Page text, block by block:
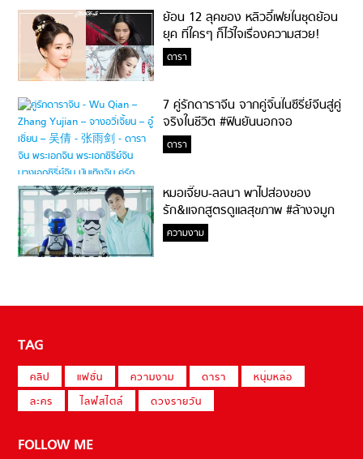
ย้อน 12 ลุคของ หลิวอี้เฟยในชุดย้อน
ยุค ที่ใครๆ ก็ไว้ใจเรื่องความสวย!
ดารา
7 คู่รักดาราจีน จากคู่จิ้นในซีรี่ย์จีนสู่คู่
จริงในชีวิต #ฟินยันนอกจอ
ดารา
หมอเจี๊ยบ-ลลนา พาไปส่องของ
รัก&แจกสูตรดูแลสุขภาพ #ล้างจมูก
ไม่ยากจะสอนให้
ความงาม
TAG
คลิป แฟชั่น ความงาม ดารา
หนุ่มหล่อ
ละคร
ไลฟ์สไตล์ ดวงรายวัน
FOLLOW ME